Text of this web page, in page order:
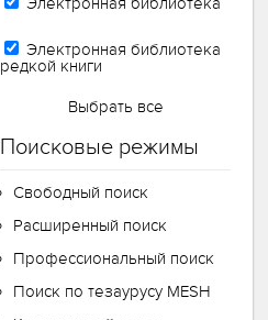
Электронная библиотека
редкой книги
Выбрать все
Поисковые режимы
Свободный поиск
Расширенный поиск
Профессиональный поиск
Поиск по тезаурусу MESH